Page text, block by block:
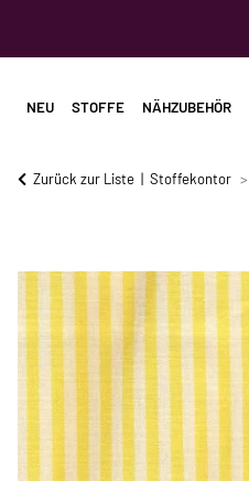
NEU STOFFE NÄHZUBEHÖR
Zurück zur Liste Stoffekontor